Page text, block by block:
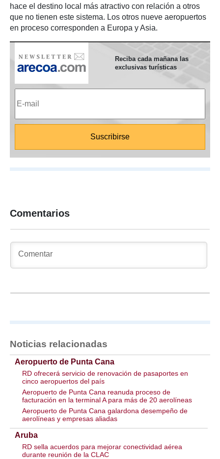
hace el destino local más atractivo con relación a otros
que no tienen este sistema. Los otros nueve aeropuertos
en proceso corresponden a Europa y Asia.
Reciba cada mañana las
exclusivas turísticas
Comentarios
Noticias relacionadas
Aeropuerto de Punta Cana
RD ofrecerá servicio de renovación de pasaportes en
cinco aeropuertos del país
Aeropuerto de Punta Cana reanuda proceso de
facturación en la terminal A para más de 20 aerolíneas
Aeropuerto de Punta Cana galardona desempeño de
aerolíneas y empresas aliadas
Aruba
RD sella acuerdos para mejorar conectividad aérea
durante reunión de la CLAC